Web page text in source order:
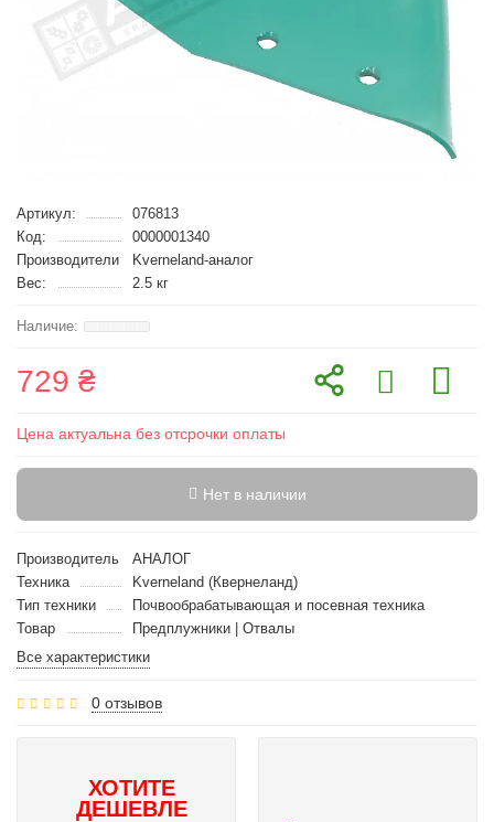
Артикул:
076813
Код:
0000001340
Производители
Kverneland-аналог
Вес:
2.5 кг
729 ₴
Цена актуальна без отсрочки оплаты
Нет в наличии
Производитель
АНАЛОГ
Техника
Kverneland (Квернеланд)
Тип техники
Почвообрабатывающая и посевная техника
Товар
Предплужники | Отвалы
Все характеристики
0 отзывов
ХОТИТЕ
ДЕШЕВЛЕ